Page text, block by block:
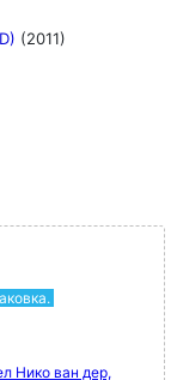
(2011)
Нико ван дер,